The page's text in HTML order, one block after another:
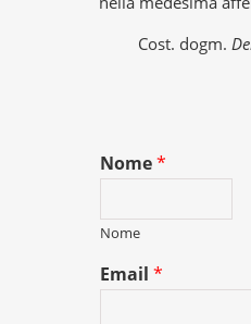
Cost. dogm.
Nome*
Nome
Email*